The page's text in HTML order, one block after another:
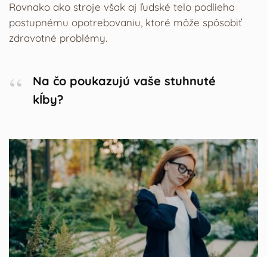
Rovnako ako stroje však aj ľudské telo podlieha
postupnému opotrebovaniu, ktoré môže spôsobiť
zdravotné problémy.
Na čo poukazujú vaše stuhnuté
kĺby?